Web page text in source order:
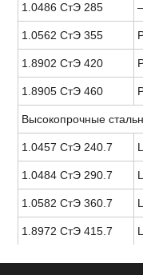
1.0486 СтЭ 285 –
1.0562 СтЭ 355
1.8902 СтЭ 420
1.8905 СтЭ 460
Высокопрочные
1.0457 СтЭ 240.7
1.0484 СтЭ 290.7
1.0582 СтЭ 360.7
1.8972 СтЭ 415.7